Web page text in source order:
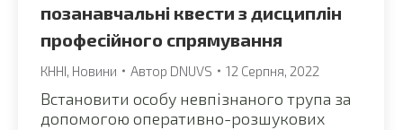
позанавчальні квести з дисциплін
професійного спрямування
КННІ Новини Автор DNUVS 12 Серпня, 2022
Встановити особу невпізнаного трупа за
допомогою оперативно-розшукових